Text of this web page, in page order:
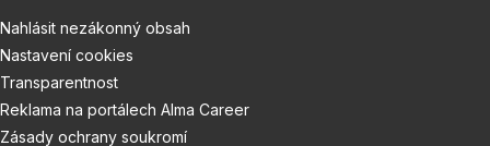
Nahlásit nezákonný obsah
Nastavení cookies
Transparentnost
Reklama na portálech Alma Career
Zásady ochrany soukromí